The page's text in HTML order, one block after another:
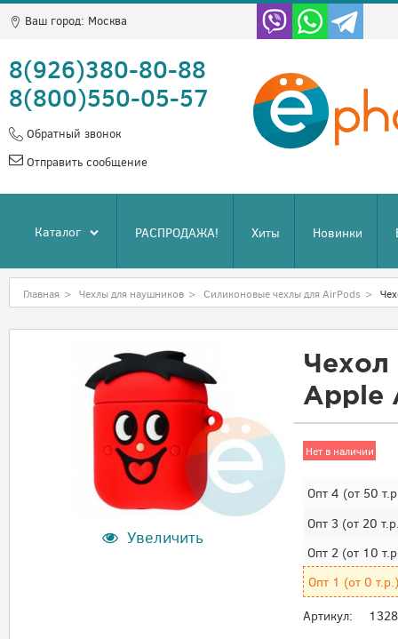
Ваш город: Москва
8(926)380-80-88
8(800)550-05-57
Обратный звонок
Отправить сообщение
Каталог РАСПРОДАЖА! Хиты Новинки
Главная > Чехлы для наушников > Силиконовые чехлы для AirPods >
Увеличить
Чехол
Apple
Нет в наличии
Опт 4 (от 50
Опт 3 (от 20
Опт 2(от 10
Опт 1 (от 0 т.р.)
Артикул: